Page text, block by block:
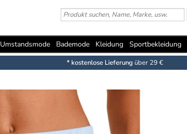
Umstandsmode Bademode Kleidung Sportbekleidung
* kostenlose Lieferung über 29 €